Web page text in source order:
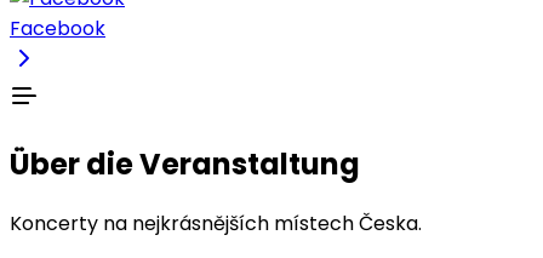
Facebook
Über die Veranstaltung
Koncerty na nejkrásnějších místech Česka.